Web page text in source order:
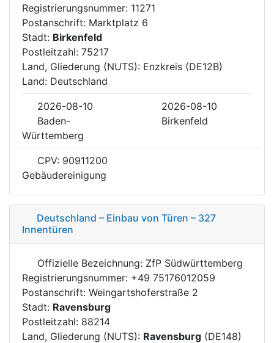
Registrierungsnummer: 11271
Postanschrift: Marktplatz 6
Stadt: Birkenfeld
Postleitzahl: 75217
Land, Gliederung (NUTS): Enzkreis (DE12B)
Land: Deutschland
2026-08-10
2026-08-10
Baden-
Württemberg
Birkenfeld
CPV: 90911200
Gebäudereinigung
Deutschland – Einbau von Türen – 327
Innentüren
Offizielle Bezeichnung: ZfP Südwürttemberg
Registrierungsnummer: +49 75176012059
Postanschrift: Weingartshoferstraße 2
Stadt: Ravensburg
Postleitzahl: 88214
Land, Gliederung (NUTS): Ravensburg (DE148)